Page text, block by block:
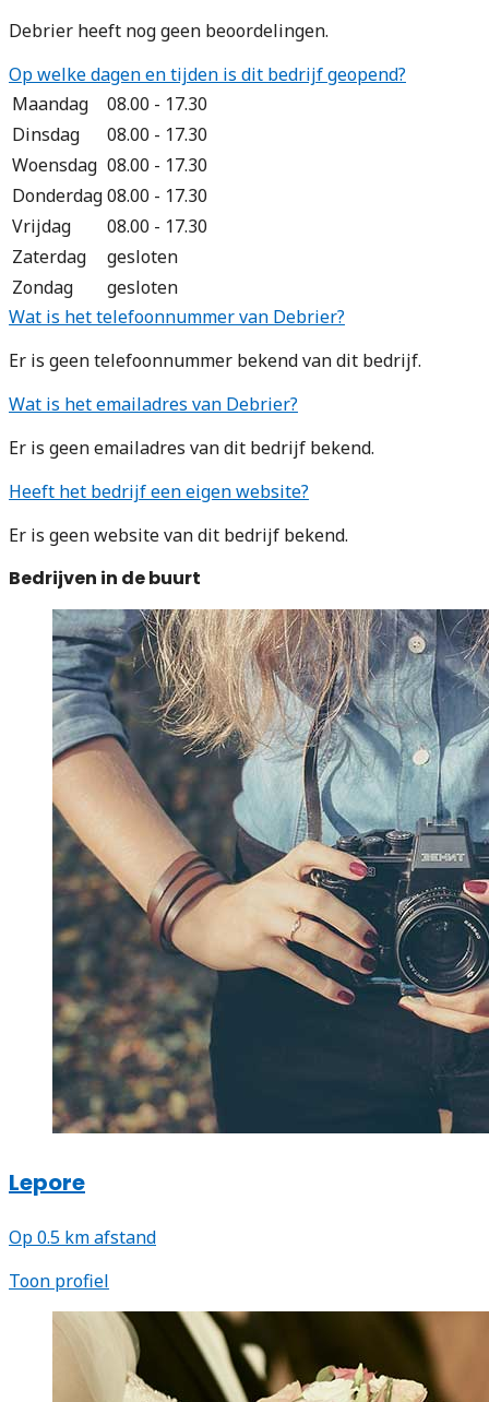
Debrier heeft nog geen beoordelingen.
Op welke dagen en tijden is dit bedrijf geopend?
Maandag
08.00 - 17.30
Dinsdag
08.00 - 17.30
Woensdag 08.00 - 17.30
Donderdag08.00 - 17.30
Vrijdag
08.00 - 17.30
Zaterdag
gesloten
Zondag
gesloten
Wat is het telefoonnummer van Debrier?
Er is geen telefoonnummer bekend van dit bedrijf.
Wat is het emailadres van Debrier?
Er is geen emailadres van dit bedrijf bekend.
Heeft het bedrijf een eigen website?
Er is geen website van dit bedrijf bekend.
Bedrijven in de buurt
Lepore
Op 0.5 km afstand
Toon profiel